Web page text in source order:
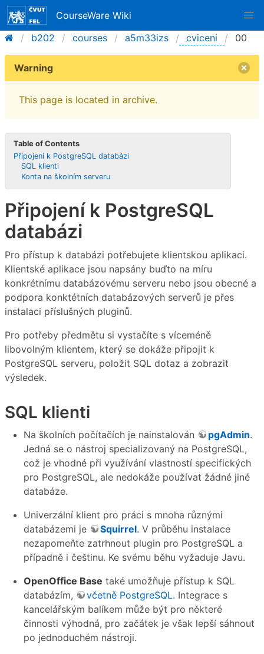
CourseWare Wiki
b202
courses a5m33izs cviceni 00
Warning
This page is located in archive.
Table of Contents
Připojení k PostgreSQL databázi
SQL klienti
Konta na školním serveru
Připojení k PostgreSQL
databázi
Pro přístup k databázi potřebujete klientskou aplikaci.
Klientské aplikace jsou napsány buďto na míru
konkrétnímu databázovému serveru nebo jsou obecné a
podpora konktétních databázových serverů je přes
instalaci příslušných pluginů.
Pro potřeby předmětu si vystačíte s víceméně
libovolným klientem, který se dokáže připojit k
PostgreSQL serveru, položit SQL dotaz a zobrazit
výsledek.
SQL klienti
Na školních počítačích je nainstalován pgAdmin.
Jedná se o nástroj specializovaný na PostgreSQL,
což je vhodné při využívání vlastností specifických
pro PostgreSQL, ale nedokáže používat žádné jiné
databáze.
Univerzální klient pro práci s mnoha různými
databázemi je
Squirrel. V průběhu instalace
nezapomeňte zatrhnout plugin pro PostgreSQL a
případně i češtinu. Ke svému běhu vyžaduje Javu.
OpenOffice Base také umožňuje přístup k SQL
databázím,
včetně PostgreSQL. Integrace s
kancelářským balíkem může být pro některé
činnosti výhodná, pro začátek je však lepší sáhnout
po jednoduchém nástroji.